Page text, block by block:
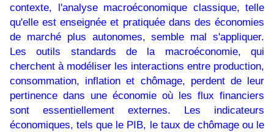
contexte, l'analyse macroéconomique classique, telle
qu'elle est enseignée et pratiquée dans des économies
de marché plus autonomes, semble mal s'appliquer.
Les outils standards de la macroéconomie, qui
cherchent à modéliser les interactions entre production,
consommation, inflation et chômage, perdent de leur
pertinence dans une économie où les flux financiers
sont essentiellement externes. Les indicateurs
économiques, tels que le PIB, le taux de chômage ou le